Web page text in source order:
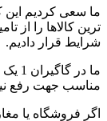
ما سعی کردیم این
ترین کالاها را از
شرایط قرار دادیم.
ما
مناسب جهت رفع